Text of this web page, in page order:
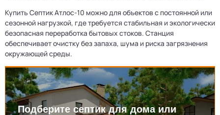
Купить Септик Атлос-10 можно для объектов с постоянной или
сезонной нагрузкой, где требуется стабильная и экологически
безопасная переработка бытовых стоков. Станция
обеспечивает очистку без запаха, шума и риска загрязнения
окружающей среды.
Подберите септик для дома или